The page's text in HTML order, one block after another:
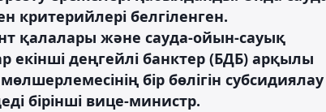
критерийлері белгіленген.
қалалары және сауда-ойын-сауық
деңгейлі банктер (БДБ) арқылы
бір бөлігін субсидиялау
бірінші вице-министр.